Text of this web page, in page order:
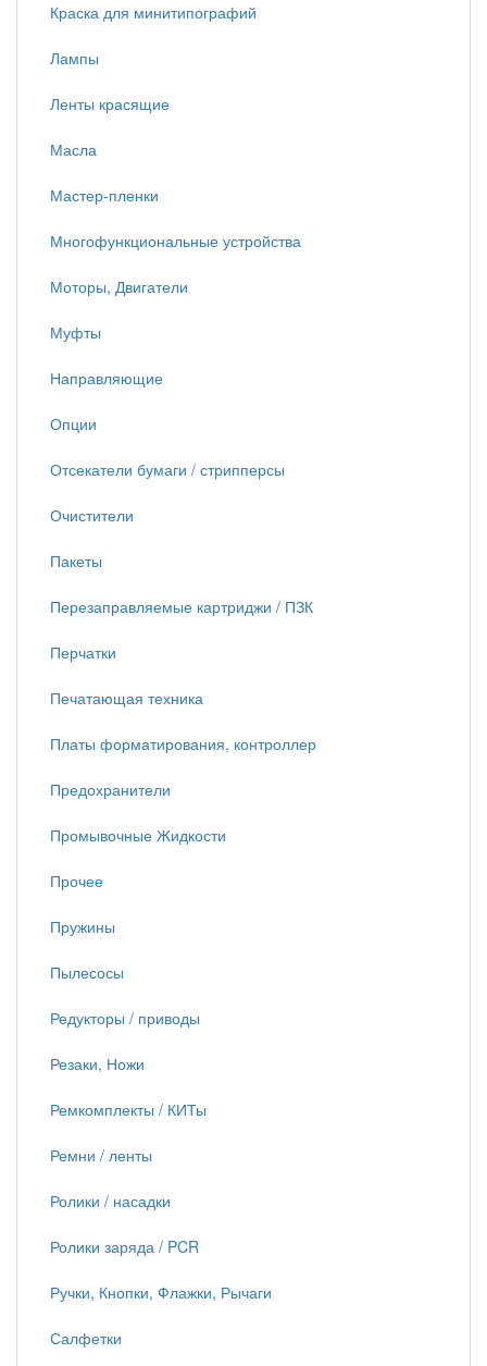
Краска для минитипографий
Лампы
Ленты красящие
Масла
Мастер-пленки
Многофункциональные устройства
Моторы, Двигатели
Муфты
Направляющие
Опции
Отсекатели бумаги / стрипперсы
Очистители
Пакеты
Перезаправляемые картриджи / ПЗК
Перчатки
Печатающая техника
Платы форматирования, контроллер
Предохранители
Промывочные Жидкости
Прочее
Пружины
Пылесосы
Редукторы / приводы
Резаки, Ножи
Ремкомплекты / КИТы
Ремни / ленты
Ролики / насадки
Ролики заряда / PCR
Ручки, Кнопки, Флажки, Рычаги
Салфетки